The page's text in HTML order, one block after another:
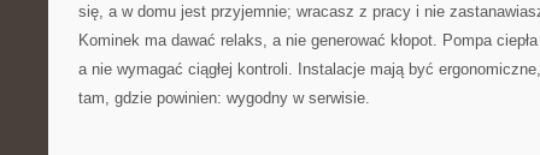
się, a w domu jest przyjemnie; wracasz z pracy i nie
Kominek ma dawać relaks, a nie generować kłopot. Pompa
a nie wymagać ciągłej kontroli. Instalacje mają być
tam, gdzie powinien: wygodny w serwisie.